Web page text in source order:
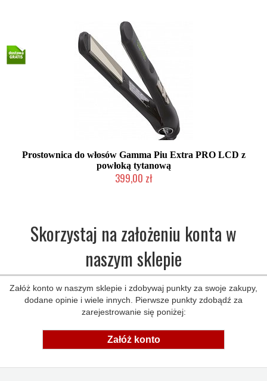
Prostownica do włosów Gamma Piu Extra PRO LCD z
powłoką tytanową
399,00 zł
Skorzystaj na założeniu konta w
naszym sklepie
Załóż konto w naszym sklepie i zdobywaj punkty za swoje zakupy,
dodane opinie i wiele innych. Pierwsze punkty zdobądź za
zarejestrowanie się poniżej:
Załóż konto